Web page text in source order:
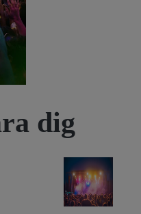
dig